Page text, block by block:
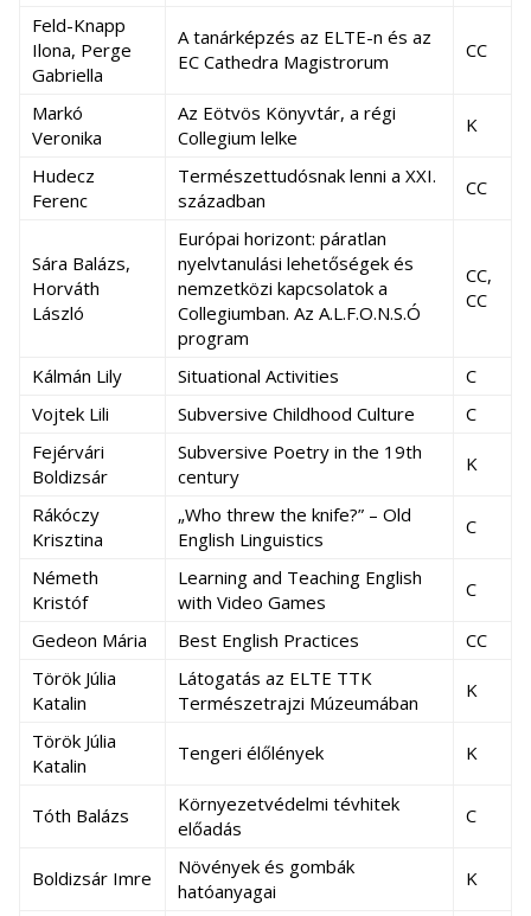
Feld-Knapp
Ilona, Perge
Gabriella
A tanárképzés az ELTE-n és az
EC Cathedra Magistrorum
CC
Markó
Veronika
Az Eötvös Könyvtár, a régi
Collegium lelke
K
Hudecz
Ferenc
Természettudósnak lenni a XXI.
században
CC
Sára Balázs,
Horváth
László
Európai horizont: páratlan
nyelvtanulási lehetőségek és
nemzetközi kapcsolatok a
Collegiumban. Az A.L.F.O.N.S.Ó
program
CC,
CC
Kálmán Lily Situational Activities
C
Vojtek Lili
Subversive Childhood Culture
C
Fejérvári
Boldizsár
Subversive Poetry in the 19th
century
K
Rákóczy
Krisztina
„Who threw the knife?” – Old
English Linguistics
C
Németh
Kristóf
Learning and Teaching English
with Video Games
C
Gedeon Mária Best English Practices
CC
Török Júlia
Katalin
Látogatás az ELTE TTK
Természetrajzi Múzeumában
K
Török Júlia
Katalin
Tengeri élőlények K
Tóth Balázs
Környezetvédelmi tévhitek
előadás
C
Boldizsár Imre
Növények és gombák
hatóanyagai
K